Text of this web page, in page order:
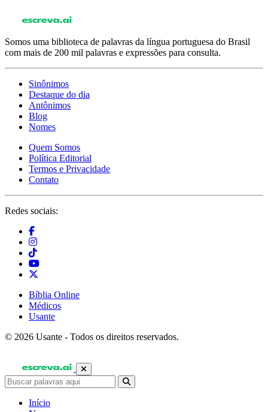
Somos uma biblioteca de palavras da língua portuguesa do Brasil
com mais de 200 mil palavras e expressões para consulta.
Sinônimos
Destaque do dia
Antônimos
Blog
Nomes
Quem Somos
Política Editorial
Termos e Privacidade
Contato
Redes sociais:
Bíblia Online
Médicos
Usante
© 2026 Usante - Todos os direitos reservados.
Início